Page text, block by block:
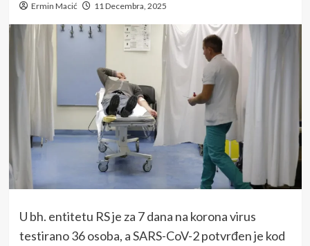
Ermin Macić 11 Decembra, 2025
U bh. entitetu RS je za 7 dana na korona virus
testirano 36 osoba, a SARS-CoV-2 potvrđen je kod